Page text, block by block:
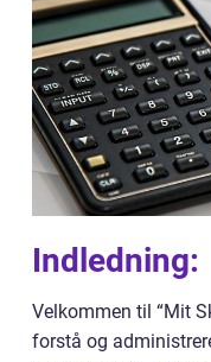
Indledning:
Velkommen til “Mit
forstå og